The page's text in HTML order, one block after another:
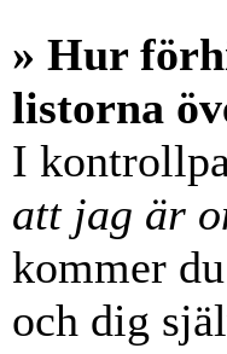
» Hur
listorna
I
att jag är
kommer
och dig